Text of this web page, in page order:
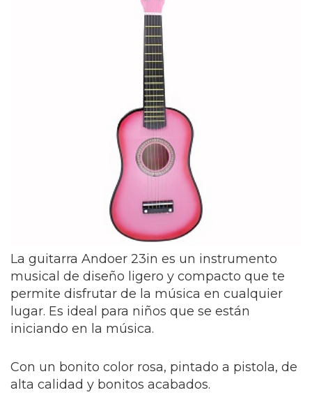
La guitarra Andoer 23in es un instrumento
musical de diseño ligero y compacto que te
permite disfrutar de la música en cualquier
lugar. Es ideal para niños que se están
iniciando en la música.
Con un bonito color rosa, pintado a pistola, de
alta calidad y bonitos acabados.